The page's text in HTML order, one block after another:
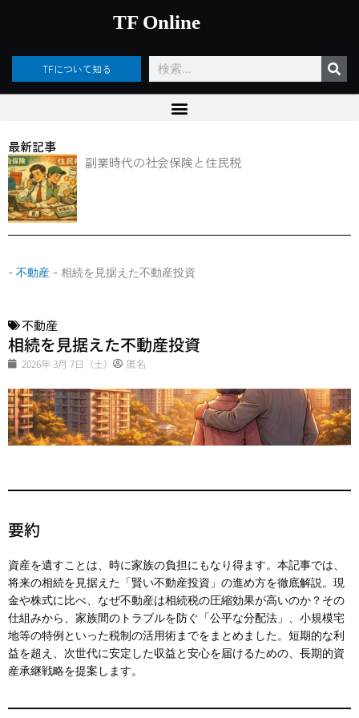
ッ
TF Online
TFについて知る
検
索
最新記事
副業時代の社会保険と住民税
- 不動産 - 相続を見据えた不動産投資
不動産
相続を見据えた不動産投資
2026年 3月 7日（土） 匿名
要約
資産を遺すことは、時に家族の負担にもなり得ます。本記事では、
将来の相続を見据えた「賢い不動産投資」の進め方を徹底解説。現
金や株式に比べ、なぜ不動産は相続税の圧縮効果が高いのか？その
仕組みから、家族間のトラブルを防ぐ「公平な分配法」、小規模宅
地等の特例といった税制の活用術までをまとめました。短期的な利
益を超え、次世代に安定した収益と安心を届けるための、長期的資
産承継戦略を提案します。